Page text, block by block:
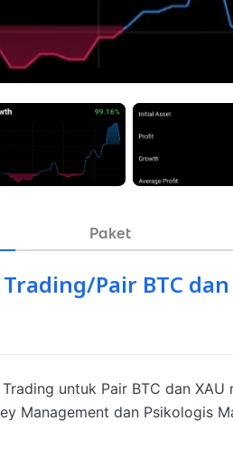
Paket
Trading/Pair BTC
untuk Pair BTC dan
Management dan Psikologis